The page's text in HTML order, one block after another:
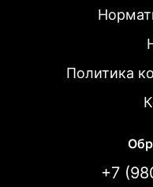
Политика
+7